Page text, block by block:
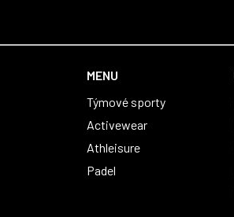
MENU
Týmové sporty
Activewear
Athleisure
Padel